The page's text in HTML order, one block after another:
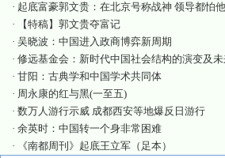
· 起底富豪郭文贵：在北京号称战神 领导都怕他
·
【特稿】郭文贵夺富记
· 吴晓波：中国进入政商博弈新周期
· 修远基金会：新时代中国社会结构的演变及
· 甘阳：古典学和中国学术共同体
· 周永康的红与黑(一至五)
· 数万人游行示威 成都西安等地爆反日游行
· 余英时：中国转一个身非常困难
·
《南都周刊》起底王立军（足本）